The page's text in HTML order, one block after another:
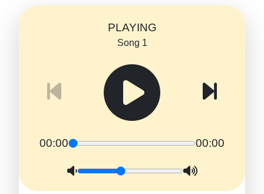
PLAYING
Song 1
00:00 00:00